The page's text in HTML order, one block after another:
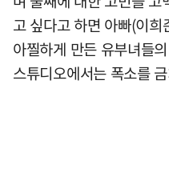
고 싶다고 하면 아빠(이
아찔하게 만든 유부녀들
스튜디오에서는 폭소를